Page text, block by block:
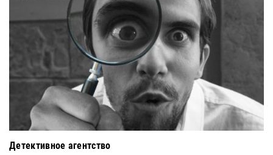
Детективное агентство